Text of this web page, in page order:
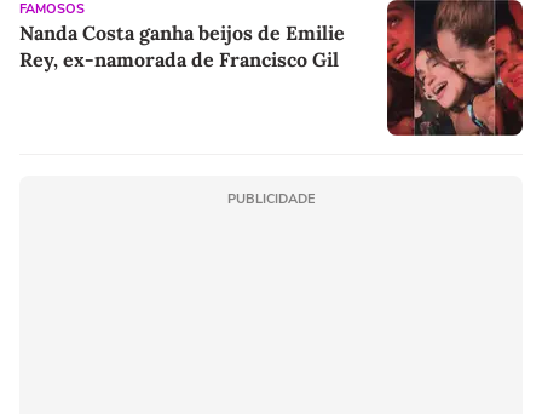
FAMOSOS
Nanda Costa ganha beijos de Emilie
Rey, ex-namorada de Francisco Gil
PUBLICIDADE